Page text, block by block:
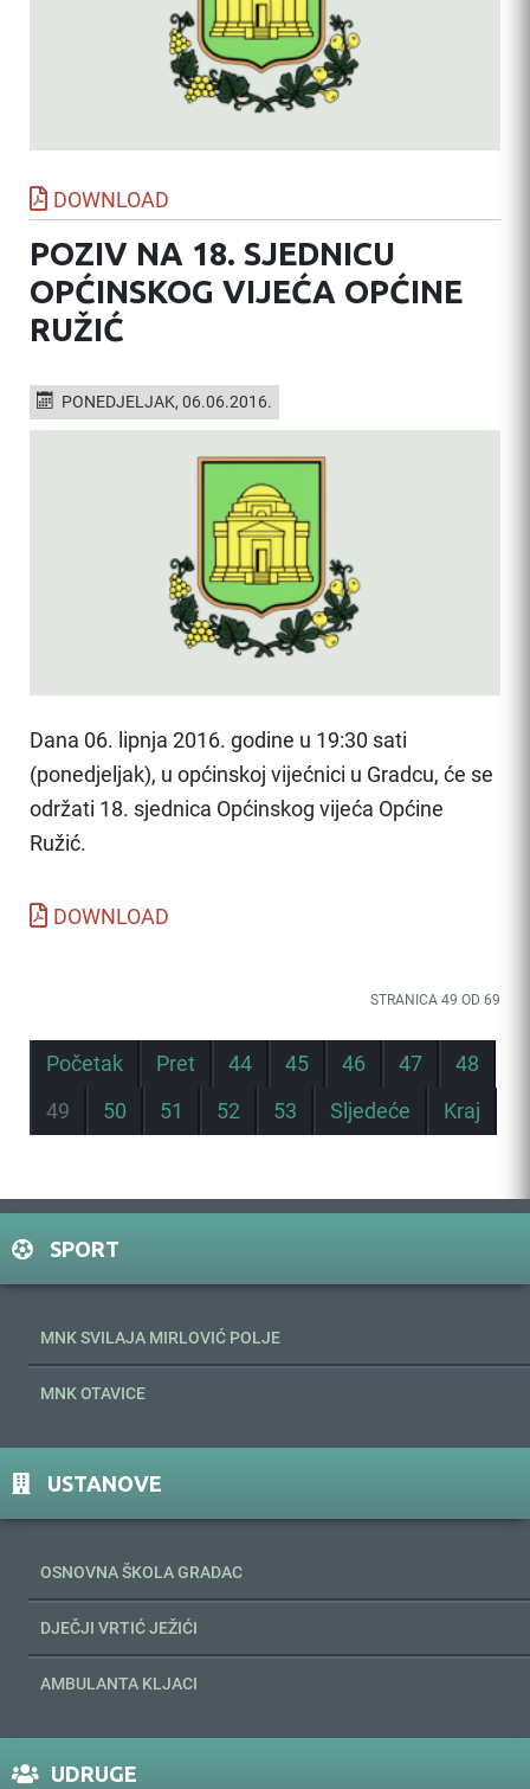
DOWNLOAD
POZIV NA 18. SJEDNICU
OPĆINSKOG VIJEĆA OPĆINE
RUŽIĆ
PONEDJELJAK, 06.06.2016.
Dana 06. lipnja 2016. godine u 19:30 sati
(ponedjeljak), u općinskoj vijećnici u Gradcu, će se
održati 18. sjednica Općinskog vijeća Općine
Ružić.
DOWNLOAD
STRANICA 49 OD 69
Početak Pret 44 45 46 47
48
49
50 51 52 53 Sljedeće Kraj
SPORT
MNK SVILAJA MIRLOVIĆ POLJE
MNK OTAVICE
USTANOVE
OSNOVNA ŠKOLA GRADAC
DJEČJI VRTIĆ JEŽIĆI
AMBULANTA KLJACI
UDRUGE